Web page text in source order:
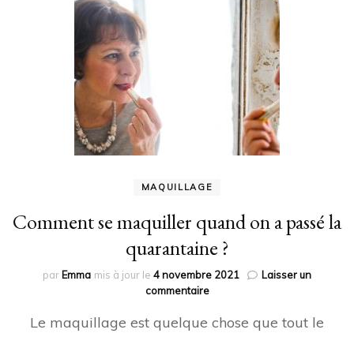
MAQUILLAGE
Comment se maquiller quand on a passé la
quarantaine ?
par Emma mis à jour le 4 novembre 2021
Laisser un
commentairesur
se
Le maquillage est quelque chose que tout le